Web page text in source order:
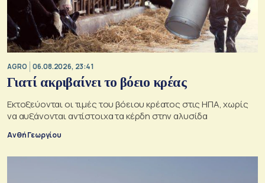
AGRO 06.08.2026, 23:41
Γιατί ακριβαίνει το βόειο κρέας
Εκτοξεύονται οι τιμές του βόειου κρέατος στις ΗΠΑ, χωρίς
να αυξάνονται αντίστοιχα τα κέρδη στην αλυσίδα
Ανθή Γεωργίου